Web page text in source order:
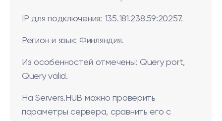
IP для подключения: 135.181.238.59:20257.
Регион и язык: Финляндия.
Из особенностей отмечены: Query port,
Query valid.
На Servers.HUB можно проверить
параметры сервера, сравнить его с